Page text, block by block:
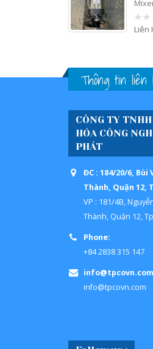
0
Liên
Thông tin liên
CÔNG TY
HÓA CÔNG
PHÁT
ĐC : 184/20/6, Bùi
Thành, Quận 12,
VP : 181/4B,
Thành, Quận 12,
Phone:
+84 2838 315 147
info@tpcovn.com